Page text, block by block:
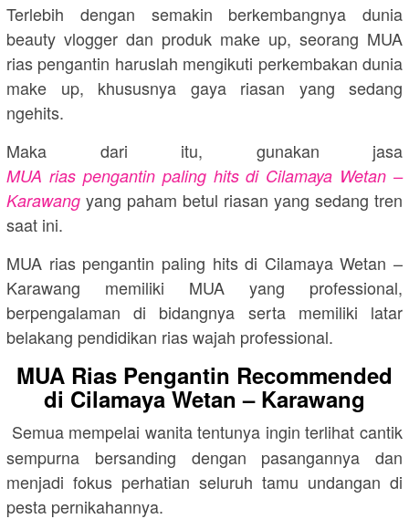
Terlebih dengan semakin berkembangnya dunia
beauty vlogger dan produk make up, seorang MUA
rias pengantin haruslah mengikuti perkembakan dunia
make up, khususnya gaya riasan yang sedang
ngehits.
Maka dari itu, gunakan jasa
MUA rias pengantin paling hits di Cilamaya Wetan –
Karawang yang paham betul riasan yang sedang tren
saat ini.
MUA rias pengantin paling hits di Cilamaya Wetan –
Karawang memiliki MUA yang professional,
berpengalaman di bidangnya serta memiliki latar
belakang pendidikan rias wajah professional.
MUA Rias Pengantin Recommended
di Cilamaya Wetan – Karawang
Semua mempelai wanita tentunya ingin terlihat cantik
sempurna bersanding dengan pasangannya dan
menjadi fokus perhatian seluruh tamu undangan di
pesta pernikahannya.